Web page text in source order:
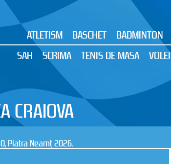
ATLETISM BASCHET BADMINTON
SAH
SCRIMA TENIS DE MASA VOLEI
CRAIOVA
Piatra Neamț 2026.